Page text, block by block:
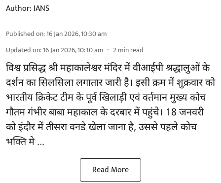
Author: IANS
Published on:16 Jan 2026, 10:30 am
Updated on:16 Jan 2026, 10:30 am 2min read
विश्व प्रसिद्ध श्री महाकालेश्वर मंदिर में वीआईपी श्रद्धालुओं के
दर्शन का सिलसिला लगातार जारी है। इसी क्रम में शुक्रवार को
भारतीय क्रिकेट टीम के पूर्व खिलाड़ी एवं वर्तमान मुख्य कोच
गौतम गंभीरबाबा महाकाल के दरबार में पहुंचे। 18 जनवरी
को इंदौर में तीसरा वनडे खेला जाना है, उससे पहले कोच
भक्ति मे ...
Read More